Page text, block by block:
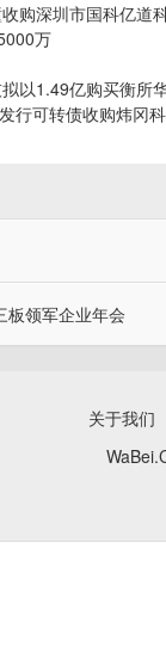
购深圳市国科亿道
万
以1.49亿购买衡所
行可转债收购炜冈
板领军企业年会
关于我们